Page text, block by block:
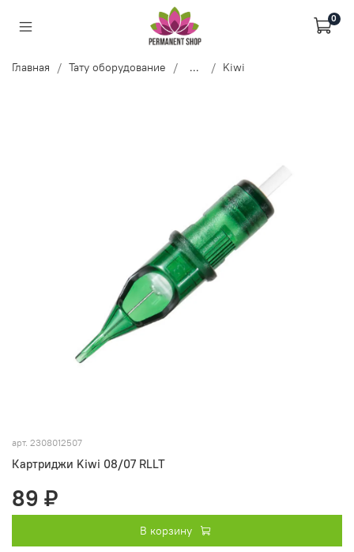
0
Главная Тату оборудование ... Kiwi
арт. 2308012507
Картриджи Kiwi 08/07 RLLT
89 ₽
В корзину